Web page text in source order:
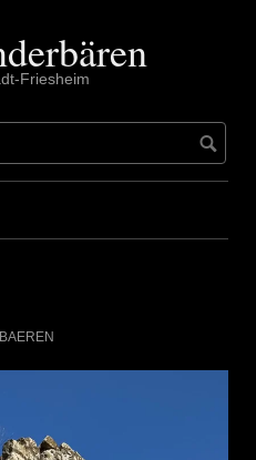
Friesheim